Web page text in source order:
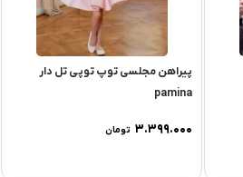
پیراهن مجلسی توپ توپی تل دار
pamina
۳.۳۹۹.۰۰۰ تومان